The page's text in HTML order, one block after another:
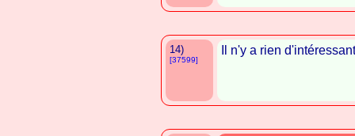
14)
[37599]
Il n'y a rien